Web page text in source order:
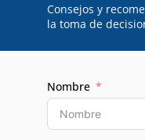
Consejos y
la toma de
Nombre